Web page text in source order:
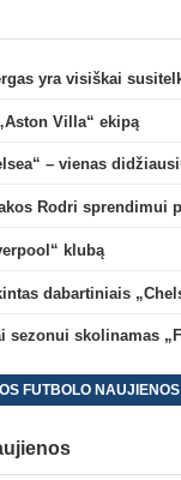
Villa“ ekipą
klubą
FUTBOLO NAUJIENOS